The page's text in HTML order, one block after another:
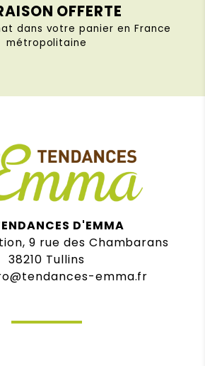
OFFERTE
dans votre panier en France
métropolitaine
D'EMMA
9 rue des Chambarans
38210 Tullins
emma.fr